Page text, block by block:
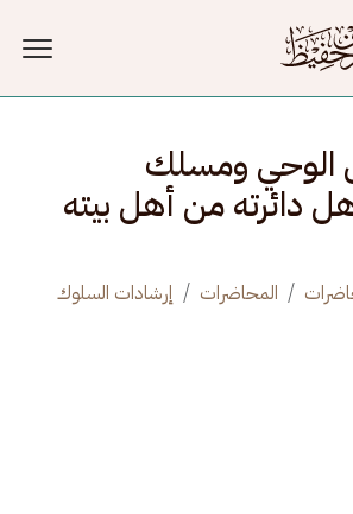
الوحي ومسلك
دائرته من أهل بيته
المحاضرات إرشادات السلوك